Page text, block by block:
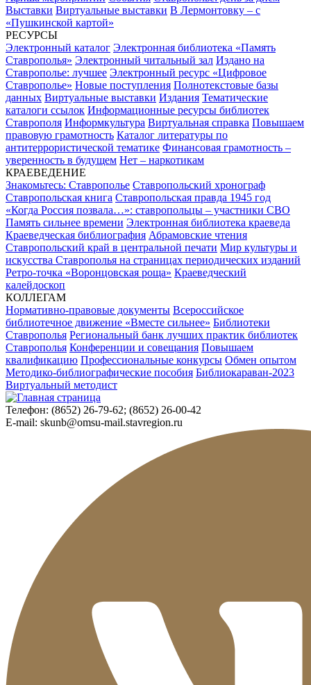
Выставки Виртуальные выставки В Лермонтовку – с
«Пушкинской картой»
РЕСУРСЫ
Электронный каталог Электронная библиотека «Память
Ставрополья» Электронный читальный зал Издано на
Ставрополье: лучшее Электронный ресурс «Цифровое
Ставрополье» Новые поступления Полнотекстовые базы
данных Виртуальные выставки Издания Тематические
каталоги ссылок Информационные ресурсы библиотек
Ставрополя Информкультура Виртуальная справка Повышаем
правовую грамотность Каталог литературы по
антитеррористической тематике Финансовая грамотность –
уверенность в будущем Нет – наркотикам
КРАЕВЕДЕНИЕ
Знакомьтесь: Ставрополье Ставропольский хронограф
Ставропольская книга Ставропольская правда 1945 год
«Когда Россия позвала…»: ставропольцы – участники СВО
Память сильнее времени Электронная библиотека краеведа
Краеведческая библиография Абрамовские чтения
Ставропольский край в центральной печати Мир культуры и
искусства Ставрополья на страницах периодических изданий
Ретро-точка «Воронцовская роща» Краеведческий
калейдоскоп
КОЛЛЕГАМ
Нормативно-правовые документы Всероссийское
библиотечное движение «Вместе сильнее» Библиотеки
Ставрополья Региональный банк лучших практик библиотек
Ставрополья Конференции и совещания Повышаем
квалификацию Профессиональные конкурсы Обмен опытом
Методико-библиографические пособия Библиокараван-2023
Виртуальный методист
Телефон: (8652) 26-79-62; (8652) 26-00-42
E-mail: skunb@omsu-mail.stavregion.ru